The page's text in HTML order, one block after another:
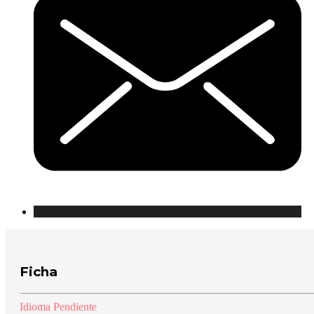
Ficha
Idioma Pendiente